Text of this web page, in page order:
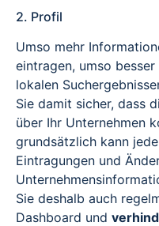
2. Profil
Umso mehr
eintragen, umso
lokalen
Sie damit sicher, dass
über Ihr Unternehmen
grundsätzlich kann
Eintragungen und
Sie deshalb auch
Dashboard und